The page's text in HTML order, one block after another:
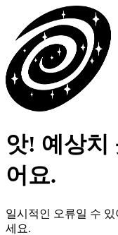
앗! 예상치
어요.
일시적인 오류일 수 있
세요.